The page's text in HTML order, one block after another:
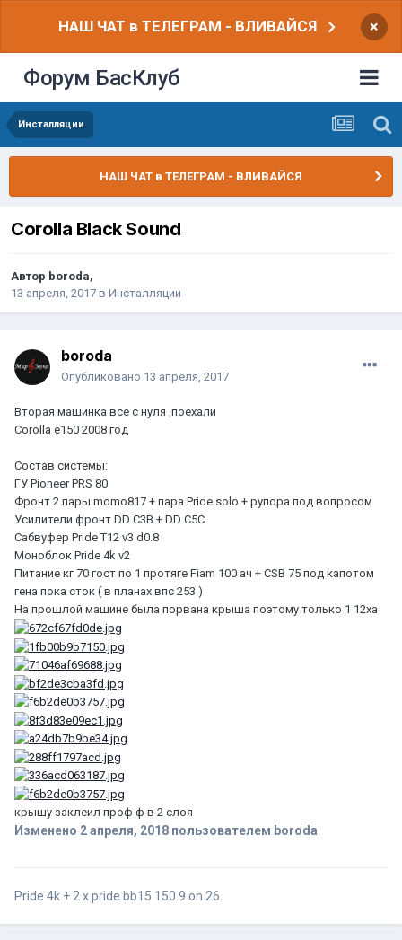
НАШ ЧАТ в ТЕЛЕГРАМ - ВЛИВАЙСЯ ×
Форум БасКлуб
Инсталляции
НАШ ЧАТ в ТЕЛЕГРАМ - ВЛИВАЙСЯ
Corolla Black Sound
Автор boroda,
13 апреля, 2017 в Инсталляции
boroda
Опубликовано 13 апреля, 2017
Вторая машинка все с нуля ,поехали
Corolla e150 2008 год
Состав системы:
ГУ Pioneer PRS 80
Фронт 2 пары momo817 + пара Pride solo + рупора под вопросом
Усилители фронт DD C3B + DD C5C
Сабвуфер Pride T12 v3 d0.8
Моноблок Pride 4k v2
Питание кг 70 гост по 1 протяге Fiam 100 aч + CSB 75 под капотом
гена пока сток ( в планах впс 253 )
На прошлой машине была порвана крыша поэтому только 1 12ха
крышу заклеил проф ф в 2 слоя
Изменено 2 апреля, 2018 пользователем boroda
Pride 4k + 2 x pride bb15 150.9 on 26